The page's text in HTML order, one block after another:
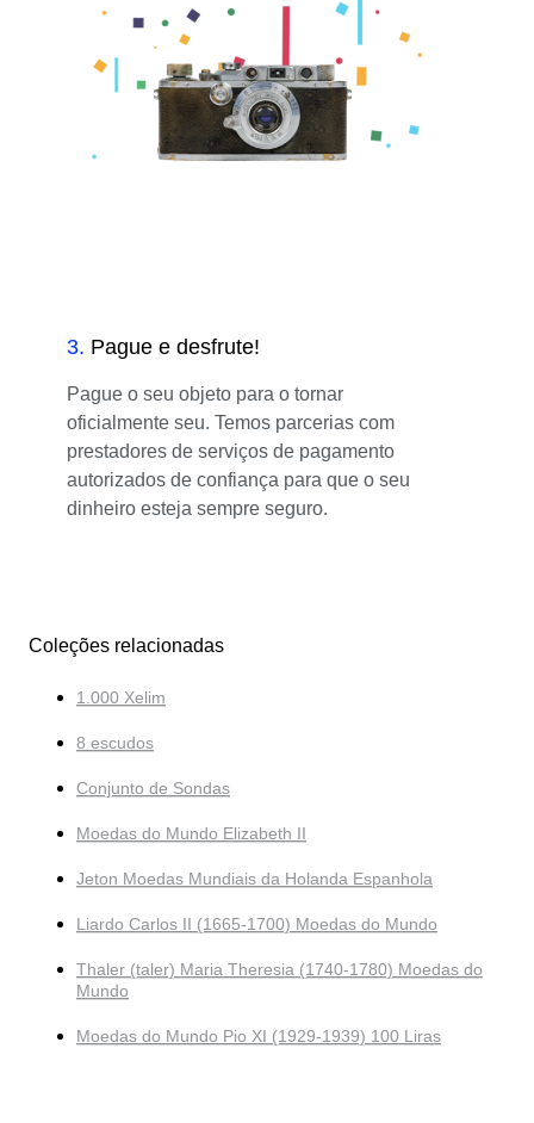
3. Pague e desfrute!
Pague o seu objeto para o tornar
oficialmente seu. Temos parcerias com
prestadores de serviços de pagamento
autorizados de confiança para que o seu
dinheiro esteja sempre seguro.
Coleções relacionadas
1.000 Xelim
8 escudos
Conjunto de Sondas
Moedas do Mundo Elizabeth II
Jeton Moedas Mundiais da Holanda Espanhola
Liardo Carlos II (1665-1700) Moedas do Mundo
Thaler (taler) Maria Theresia (1740-1780) Moedas do
Mundo
Moedas do Mundo Pio XI (1929-1939) 100 Liras